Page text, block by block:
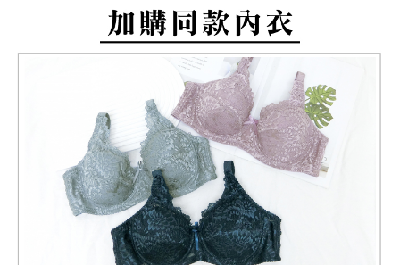
って提供され、ユーザーが取引時に本サービスを通じて商品やサービスを
購入できるようにし、店舗が売買／分割払い売買の債権を当社に譲渡した
後、契約に基づいて当社の請求書で帳款を支払うことになります。
2. 「OP Pay Later」を利用する契約関係の目的から、店舗はあなたの個人
情報（名前、電話または住所を含む）を台湾大哥大に提供し、収集、処理
および利用するために、当社があなた本人と分割請求書に必要な情報の確
認、照合および修正を行います。
3. 完全なユーザーサービス規約については、以下のリンクを参照してくだ
https://oppay.tw/userRule
わらず、AFTEEで指定された期限内にお支払いください。
二、支払い限度額
1.初回 AFTEEを ご利用の際に、認証結果及び当社の審査の結果に基づ
3.現在、台湾の会員のみご利用いただけます。
三、利用規約「AFTEE代金後払い」（以下当サービスという）はネットプ
ロテクションズ（以下 AFTEE という）が提供し、AFTEEが代金を徴収し
ます。当サービスご利用の際に提供しなければならない個人情報（注文者
の氏名、電話番号、受取人の氏名、電話番号、受取人住所を含むがこれに
限らない）は、AFTEEに渡され当サービスで必要な範囲内で利用されま
す。AFTEEの個人情報の収集、処理、利用について、詳細はAFTEE公式ホ
ームページの『個人情報の収集、処理及び利用に関する声明』をご参照く
https://aftee.tw/privacypolicy/）。
付款後萊爾富取貨
配送毎にNT$80、NT$799以上で送料無料
配送毎にNT$80、NT$799以上で送料無料
付款後7-11取貨
配送毎にNT$80、NT$799以上で送料無料
7-11取貨(快速到店)